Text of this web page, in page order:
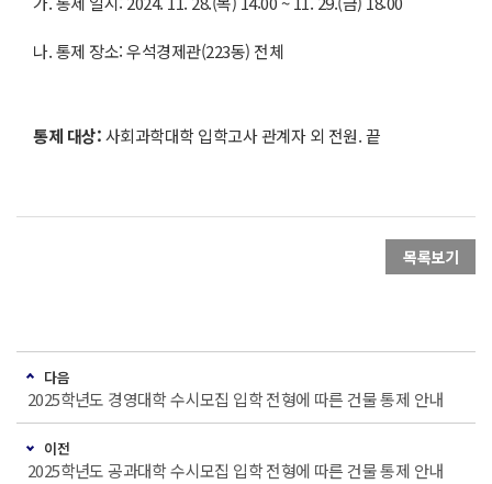
나. 통제 장소: 우석경제관(223동) 전체
통제 대상:사회과학대학 입학고사 관계자 외 전원. 끝
목록보기
다음
2025학년도 경영대학 수시모집 입학 전형에 따른 건물 통제 안내
이전
2025학년도 공과대학 수시모집 입학 전형에 따른 건물 통제 안내